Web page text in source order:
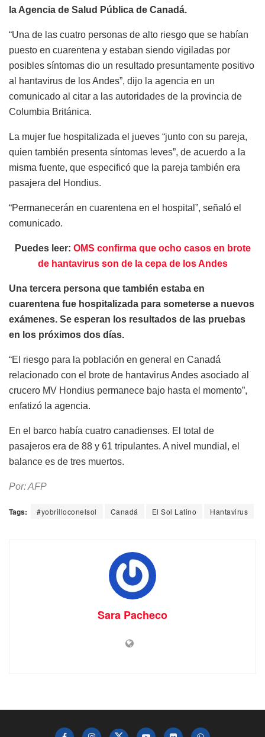
la Agencia de Salud Pública de Canadá.
“Una de las cuatro personas de alto riesgo que se habían
puesto en cuarentena y estaban siendo vigiladas por
posibles síntomas dio un resultado presuntamente positivo
al hantavirus de los Andes”, dijo la agencia en un
comunicado al citar a las autoridades de la provincia de
Columbia Británica.
La mujer fue hospitalizada el jueves “junto con su pareja,
quien también presenta síntomas leves”, de acuerdo a la
misma fuente, que especificó que la pareja también era
pasajera del Hondius.
“Permanecerán en cuarentena en el hospital”, señaló el
comunicado.
Puedes leer: OMS confirma que ocho casos en brote
de hantavirus son de la cepa de los Andes
Una tercera persona que también estaba en
cuarentena fue hospitalizada para someterse a nuevos
exámenes. Se esperan los resultados de las pruebas
en los próximos dos días.
“El riesgo para la población en general en Canadá
relacionado con el brote de hantavirus Andes asociado al
crucero MV Hondius permanece bajo hasta el momento”,
enfatizó la agencia.
En el barco había cuatro canadienses. El total de
pasajeros era de 88 y 61 tripulantes. A nivel mundial, el
balance es de tres muertos.
Por: AFP
Tags: #yobrilloconelsol Canadá El Sol Latino Hantavirus
Sara Pacheco